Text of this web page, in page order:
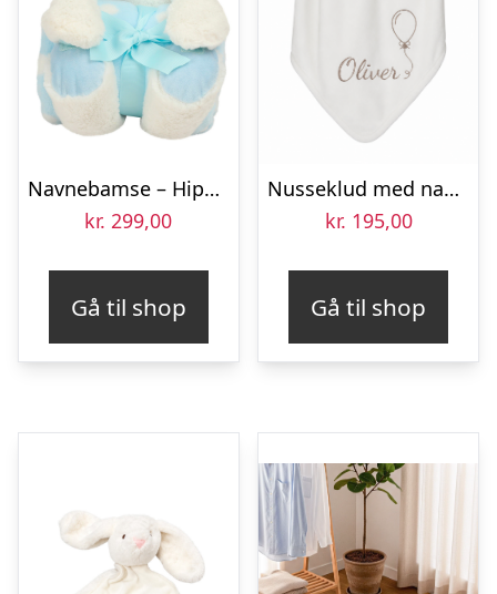
Navnebamse – Hippo den blå flodhest med tæppe
kr. 299,00
Gå til shop
Nusseklud med navn – lille abe med hvid tæppe
kr. 195,00
Gå til shop